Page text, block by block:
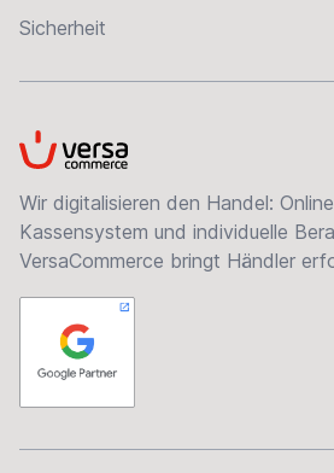
Sicherheit
VersaCommerce
Wir digitalisieren den Handel:
Kassensystem und individuelle
VersaCommerce bringt Händler